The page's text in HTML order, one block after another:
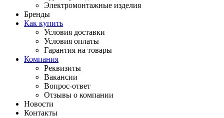
Электромонтажные изделия
Бренды
Как купить
Условия доставки
Условия оплаты
Гарантия на товары
Компания
Реквизиты
Вакансии
Вопрос-ответ
Отзывы о компании
Новости
Контакты